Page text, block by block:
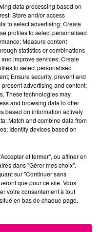
Vierge
Sagittaire
Poissons
data processing based on
Store and/or access
to select advertising; Create
profiles to select personalised
Measure content
statistics or combinations
improve services; Create
to select personalised
Ensure security, prevent and
advertising and content;
These technologies may
and browsing data to offer
based on information actively
Match and combine data from
Identify devices based on
et fermer", ou affiner en
dans "Gérer mes choix".
sur "Continuer sans
que pour ce site. Vous
votre consentement à tout
en bas de chaque page.